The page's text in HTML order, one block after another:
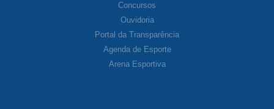
Concursos
Ouvidoria
Portal da Transparência
Agenda de Esporte
Arena Esportiva